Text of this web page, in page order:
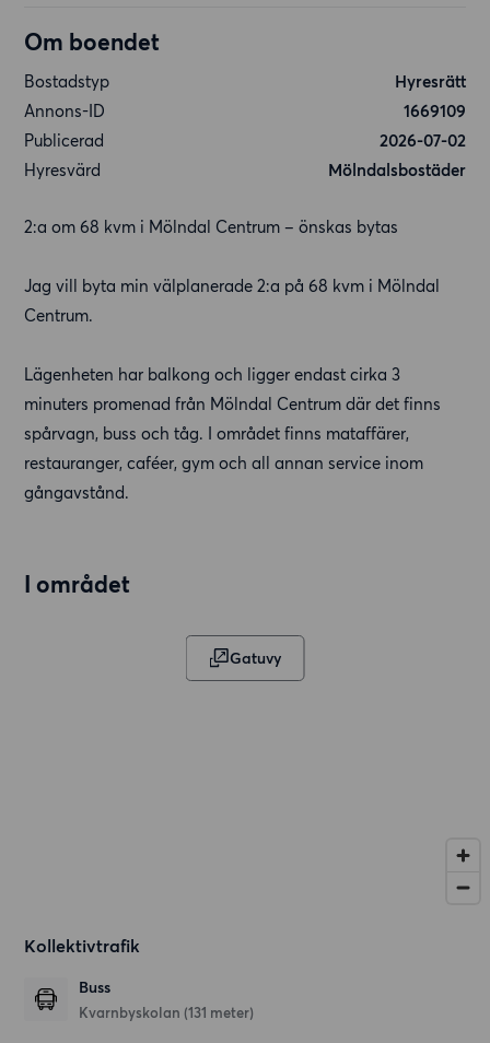
Om boendet
Bostadstyp
Hyresrätt
Annons-ID
1669109
Publicerad
2026-07-02
Hyresvärd
Mölndalsbostäder
2:a om 68 kvm i Mölndal Centrum – önskas bytas
Jag vill byta min välplanerade 2:a på 68 kvm i Mölndal
Centrum.
Lägenheten har balkong och ligger endast cirka 3
minuters promenad från Mölndal Centrum där det finns
spårvagn, buss och tåg. I området finns mataffärer,
restauranger, caféer, gym och all annan service inom
gångavstånd.
I området
Gatuvy
Kollektivtrafik
Buss
Kvarnbyskolan (131 meter)